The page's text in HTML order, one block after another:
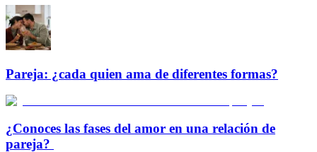
Pareja: ¿cada quien ama de diferentes formas?
¿Conoces las fases del amor en una relación de
pareja?